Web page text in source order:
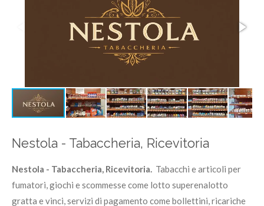
Nestola - Tabaccheria, Ricevitoria
Nestola - Tabaccheria, Ricevitoria. Tabacchi e articoli per
fumatori, giochi e scommesse come lotto superenalotto
gratta e vinci, servizi di pagamento come bollettini, ricariche